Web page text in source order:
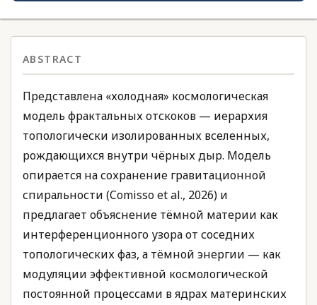
ABSTRACT
Представлена «холодная» космологическая
модель фрактальных отскоков — иерархия
топологически изолированных вселенных,
рождающихся внутри чёрных дыр. Модель
опирается на сохранение гравитационной
спиральности (Comisso et al., 2026) и
предлагает объяснение тёмной материи как
интерференционного узора от соседних
топологических фаз, а тёмной энергии — как
модуляции эффективной космологической
постоянной процессами в ядрах материнских